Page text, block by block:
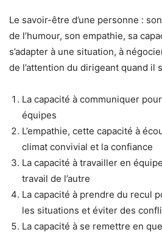
Le savoir-être d’une personne :
de l’humour, son empathie, sa
s’adapter à une situation, à
de l’attention du dirigeant quand il
La capacité à communiquer
équipes
L’empathie, cette capacité à
climat convivial et la confiance
La capacité à travailler en
travail de l’autre
La capacité à prendre du recul
les situations et éviter des
La capacité à se remettre en